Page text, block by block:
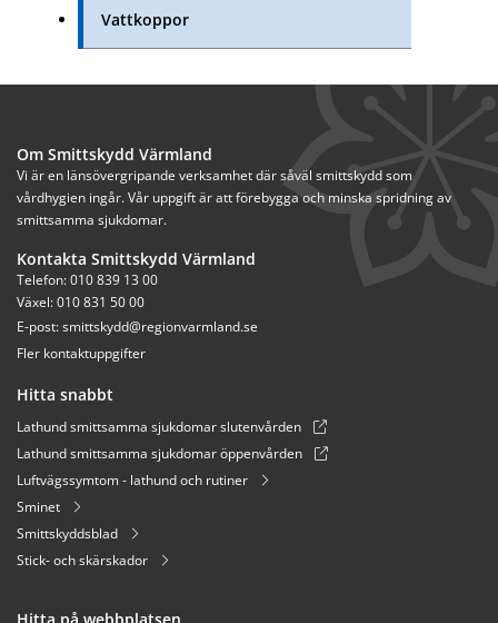
Vattkoppor
Om Smittskydd Värmland
Vi är en länsövergripande verksamhet där såväl smittskydd som
vårdhygien ingår. Vår uppgift är att förebygga och minska spridning av
smittsamma sjukdomar.
Kontakta Smittskydd Värmland
Telefon: 010 839 13 00
Växel: 010 831 50 00
E-post: smittskydd@regionvarmland.se
Fler kontaktuppgifter
Hitta snabbt
Lathund smittsamma sjukdomar slutenvården
Lathund smittsamma sjukdomar öppenvården
Luftvägssymtom - lathund och rutiner
Sminet
Smittskyddsblad
Stick- och skärskador
Hitta på webbplatsen